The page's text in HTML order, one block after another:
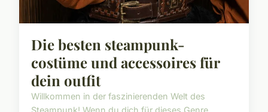
Die besten steampunk-
costüme und accessoires für
dein outfit
Willkommen in der faszinierenden Welt des